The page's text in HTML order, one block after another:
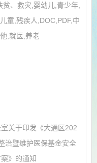
、救灾,婴幼儿,青少年,
童,残疾人,DOC,PDF,中
,就医,养老
关于印发《大通区202
治暨维护医保基金安全
》的通知